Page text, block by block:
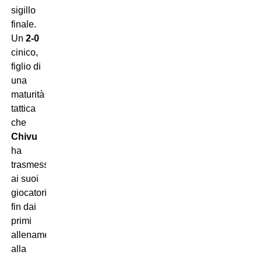
sigillo
finale.
Un 2-0
cinico,
figlio di
una
maturità
tattica
che
Chivu
ha
trasmesso
ai suoi
giocatori
fin dai
primi
allenamenti
alla